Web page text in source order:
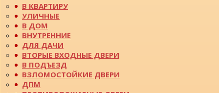
В КВАРТИРУ
УЛИЧНЫЕ
В ДОМ
ВНУТРЕННИЕ
ДЛЯ ДАЧИ
ВТОРЫЕ ВХОДНЫЕ ДВЕРИ
В ПОДЪЕЗД
ВЗЛОМОСТОЙКИЕ ДВЕРИ
ДПМ